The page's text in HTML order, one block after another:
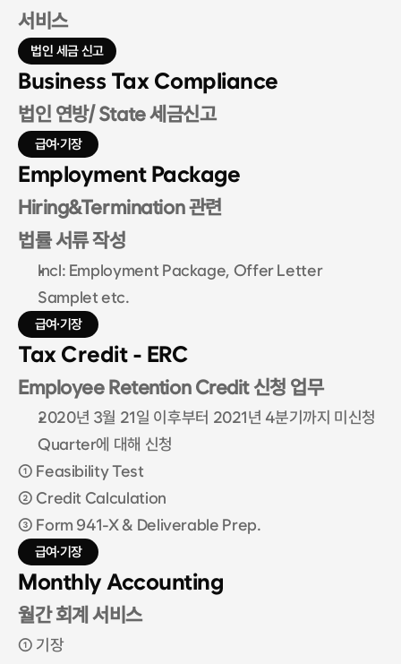
서비스
법인 세금 신고
Business Tax Compliance
법인 연방/ State 세금신고
급여·기장
Employment Package
Hiring&Termination 관련
법률 서류 작성
Incl: Employment Package, Offer Letter
Samplet etc.
급여·기장
Tax Credit - ERC
Employee Retention Credit 신청 업무
2020년 3월 21일 이후부터 2021년 4분기까지 미신청
Quarter에 대해 신청
① Feasibility Test
② Credit Calculation
③ Form 941-X & Deliverable Prep.
급여·기장
Monthly Accounting
월간 회계 서비스
① 기장